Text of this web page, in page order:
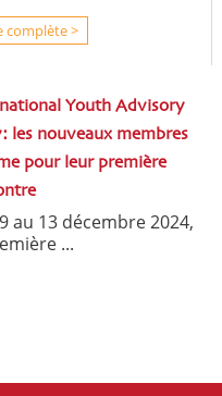
complète >
Youth Advisory
les nouveaux membres
pour leur première
au 13 décembre 2024,
...